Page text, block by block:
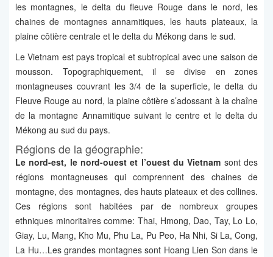
les montagnes, le delta du fleuve Rouge dans le nord, les
chaines de montagnes annamitiques, les hauts plateaux, la
plaine côtière centrale et le delta du Mékong dans le sud.
Le Vietnam est pays tropical et subtropical avec une saison de
mousson. Topographiquement, il se divise en zones
montagneuses couvrant les 3/4 de la superficie, le delta du
Fleuve Rouge au nord, la plaine côtière s’adossant à la chaîne
de la montagne Annamitique suivant le centre et le delta du
Mékong au sud du pays.
Régions de la géographie:
Le nord-est, le nord-ouest et l’ouest du Vietnam sont des
régions montagneuses qui comprennent des chaines de
montagne, des montagnes, des hauts plateaux et des collines.
Ces régions sont habitées par de nombreux groupes
ethniques minoritaires comme: Thai, Hmong, Dao, Tay, Lo Lo,
Giay, Lu, Mang, Kho Mu, Phu La, Pu Peo, Ha Nhi, Si La, Cong,
La Hu…Les grandes montagnes sont Hoang Lien Son dans le